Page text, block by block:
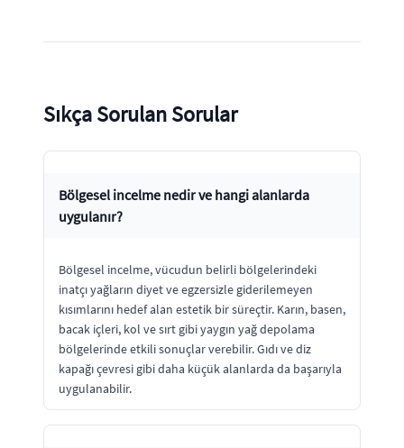
Sıkça Sorulan Sorular
Bölgesel incelme nedir ve hangi alanlarda
uygulanır?
Bölgesel incelme, vücudun belirli bölgelerindeki
inatçı yağların diyet ve egzersizle giderilemeyen
kısımlarını hedef alan estetik bir süreçtir. Karın, basen,
bacak içleri, kol ve sırt gibi yaygın yağ depolama
bölgelerinde etkili sonuçlar verebilir. Gıdı ve diz
kapağı çevresi gibi daha küçük alanlarda da başarıyla
uygulanabilir.